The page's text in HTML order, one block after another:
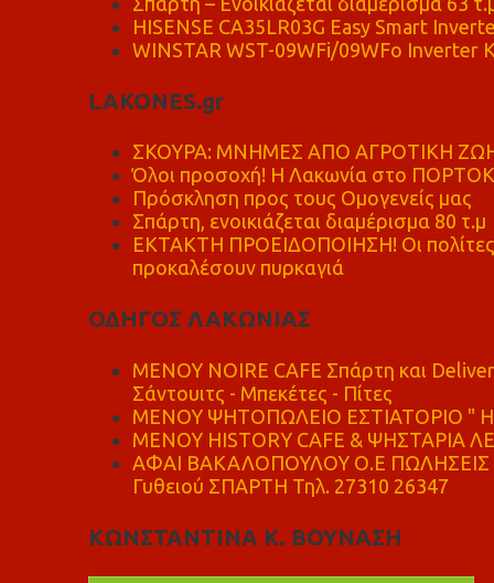
HISENSE CA35LR03G Easy Smart
WINSTAR WST-09WFi/09WFo Inverter
LAKONES.gr
ΣΚΟΥΡΑ: ΜΝΗΜΕΣ ΑΠΟ ΑΓΡΟΤΙΚΗ
Όλοι προσοχή! Η Λακωνία στο
Πρόσκληση προς τους Ομογενείς μας
Σπάρτη, ενοικιάζεται διαμέρισμα 80 τ.μ
ΕΚΤΑΚΤΗ ΠΡΟΕΙΔΟΠΟΙΗΣΗ! Οι πολίτες
προκαλέσουν πυρκαγιά
ΟΔΗΓΟΣ ΛΑΚΩΝΙΑΣ
MENOY NOIRE CAFE Σπάρτη και
Σάντουιτς - Μπεκέτες - Πίτες
ΜΕΝΟΥ ΨΗΤΟΠΩΛΕΙΟ ΕΣΤΙΑΤΟΡΙΟ "
ΜΕΝΟΥ HISTORY CAFE & ΨΗΣΤΑΡΙΑ
ΑΦΑΙ ΒΑΚΑΛΟΠΟΥΛΟΥ Ο.Ε ΠΩΛΗΣΕΙΣ
Γυθειού ΣΠΑΡΤΗ Τηλ. 27310 26347
ΚΩΝΣΤΑΝΤΙΝΑ Κ. ΒΟΥΝΑΣΗ